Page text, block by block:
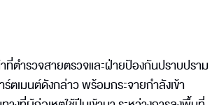
ตำรวจสายตรวจและฝ่ายป้องกันปราบปราม
ตเมนต์ดังกล่าว พร้อมกระจายกำลังเข้า